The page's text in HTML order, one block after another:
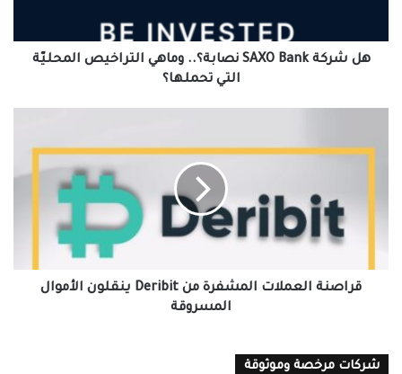
تحملها؟
هل شركة SAXO Bank نصابة؟.. وماهي التراخيص المحليّة
التي تحملها؟
المشفرة
المسروقة
قراصنة العملات المشفرة من Deribit ينقلون الأموال
المسروقة
شركات مرخصة وموثوقة